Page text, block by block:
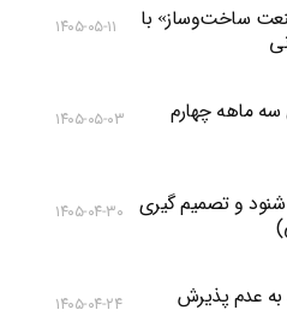
ساخت‌وساز» با
۱۴۰۵-۰۵-۱۱
ماهه چهارم
۱۴۰۵-۰۵-۰۳
و تصمیم گیری
۱۴۰۵-۰۴-۳۰
به عدم پذیرش
۱۴۰۵-۰۴-۲۴